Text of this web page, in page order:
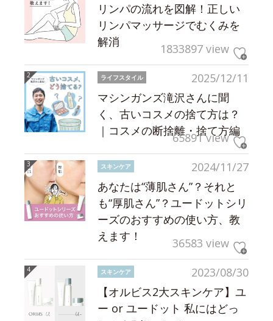
リンパの流れを図解！正しい
リンパマッサージでむくみを
解消
1833897 view
2025/12/11
ライフスタイル
マシンガンズ滝沢さんに聞
く、古いコスメの捨て方は？
｜コスメの断捨離・捨て方編
65891 view
2024/11/27
スキンケア
あなたは“薄肌さん”？それと
も“厚肌さん”？ユードットシリ
ーズのおすすめの使い方、教
えます！
36583 view
2023/08/30
スキンケア
【オルビス2大スキンケア】ユ
ー or ユードット 私にはどっ